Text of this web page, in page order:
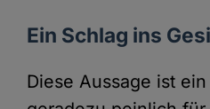
Ein Schlag ins
Diese Aussage ist